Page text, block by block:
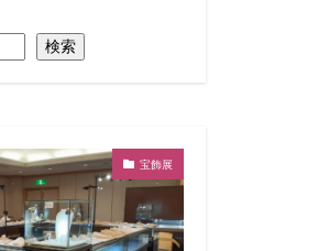
検索
宝飾展